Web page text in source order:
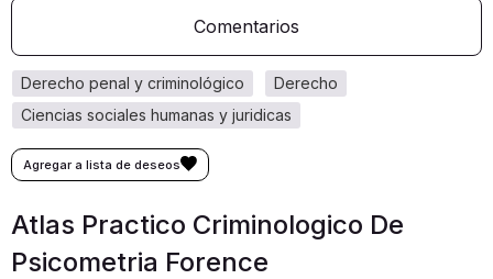
Comentarios
ciencias sociales humanas y juridicas
derecho
derecho penal y criminológico
Atlas Practico Criminologico De
Psicometria Forence